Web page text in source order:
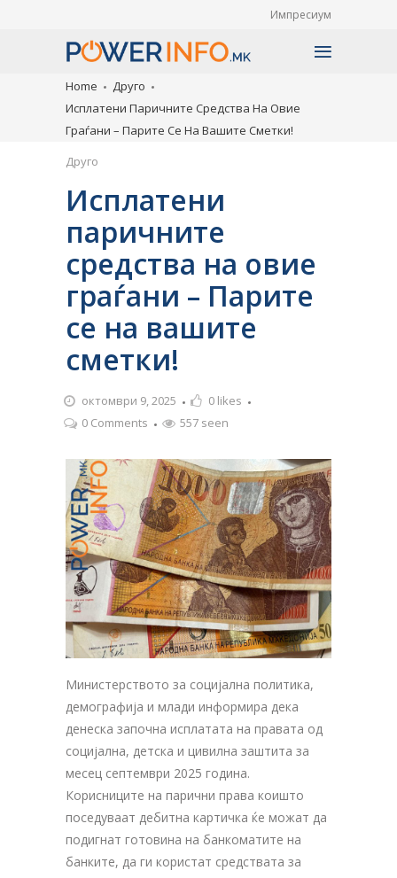
Импресиум
Home
Друго
Исплатени Паричните Средства На Овие
Граѓани – Парите Се На Вашите Сметки!
Друго
Исплатени
паричните
средства на овие
граѓани – Парите
се на вашите
сметки!
октомври 9, 2025 0 likes
0 Comments
557 seen
Министерството за социјална политика,
демографија и млади информира дека
денеска започна исплатата на правата од
социјална, детска и цивилна заштита за
месец септември 2025 година.
Корисниците на парични права коишто
поседуваат дебитна картичка ќе можат да
подигнат готовина на банкоматите на
банките, да ги користат средствата за